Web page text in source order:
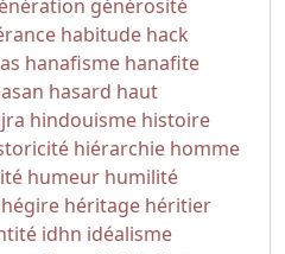
générosité
habitude hack
hanafisme hanafite
hasard haut
hindouisme histoire
hiérarchie homme
humeur humilité
hégire héritage héritier
idhn idéalisme